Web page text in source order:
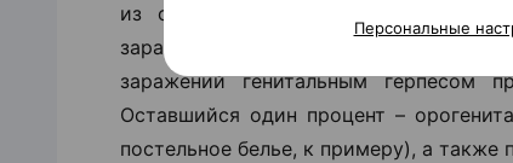
из супругов, у которого вирус
заражения второго из супругов
заражений генитальным герпесом
Оставшийся один процент –
постельное белье, к примеру), а также
Персональные